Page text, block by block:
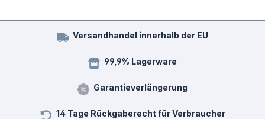
Versandhandel innerhalb der EU
99,9% Lagerware
Garantieverlängerung
14 Tage Rückgaberecht für Verbraucher